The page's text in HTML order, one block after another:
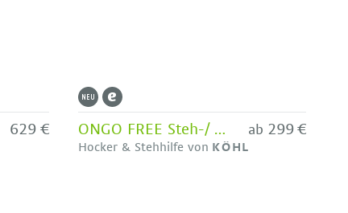
629 € ONGO FREE Steh-/ Sitzhocker mit Triangel-Sitz
Hocker & Stehhilfe von KÖHL
ab 299 €